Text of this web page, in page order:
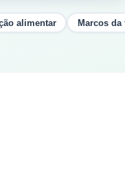
alimentar Marcos da